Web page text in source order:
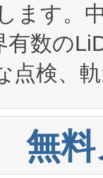
設計・
び知的
リキュ
におけ
げ調整
テム（
載プラ
に至る
する事
ンター
をかけ
ます。
数の
点検、
ルク材
」を発
ート
無